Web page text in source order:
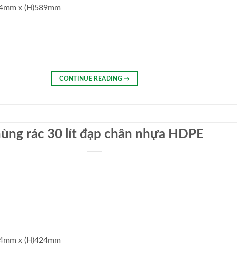
x (H)589mm
CONTINUE READING→
rác 30 lít đạp chân nhựa HDPE
x (H)424mm